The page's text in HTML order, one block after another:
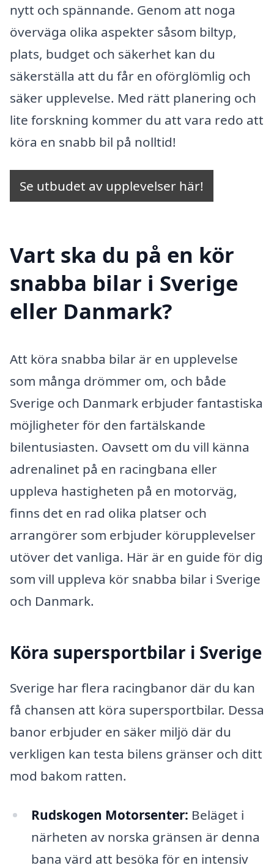
nytt och spännande. Genom att noga
överväga olika aspekter såsom biltyp,
plats, budget och säkerhet kan du
säkerställa att du får en oförglömlig och
säker upplevelse. Med rätt planering och
lite forskning kommer du att vara redo att
köra en snabb bil på nolltid!
Se utbudet av upplevelser här!
Vart ska du på en kör
snabba bilar i Sverige
eller Danmark?
Att köra snabba bilar är en upplevelse
som många drömmer om, och både
Sverige och Danmark erbjuder fantastiska
möjligheter för den fartälskande
bilentusiasten. Oavsett om du vill känna
adrenalinet på en racingbana eller
uppleva hastigheten på en motorväg,
finns det en rad olika platser och
arrangörer som erbjuder körupplevelser
utöver det vanliga. Här är en guide för dig
som vill uppleva kör snabba bilar i Sverige
och Danmark.
Köra supersportbilar i Sverige
Sverige har flera racingbanor där du kan
få chansen att köra supersportbilar. Dessa
banor erbjuder en säker miljö där du
verkligen kan testa bilens gränser och ditt
mod bakom ratten.
Rudskogen Motorsenter: Beläget i
närheten av norska gränsen är denna
bana värd att besöka för en intensiv